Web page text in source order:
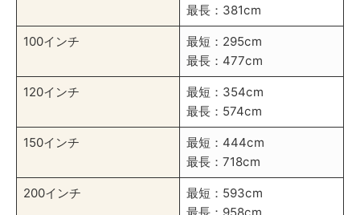
最長：381cm
100インチ
最短：295cm
最長：477cm
120インチ
最短：354cm
最長：574cm
150インチ
最短：444cm
最長：718cm
200インチ
最短：593cm